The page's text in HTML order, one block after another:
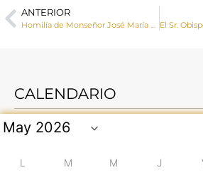
ANTERIOR
Homilía de Monseñor José María Yanguas en el Domingo de Ramos
CALENDARIO
L M M J